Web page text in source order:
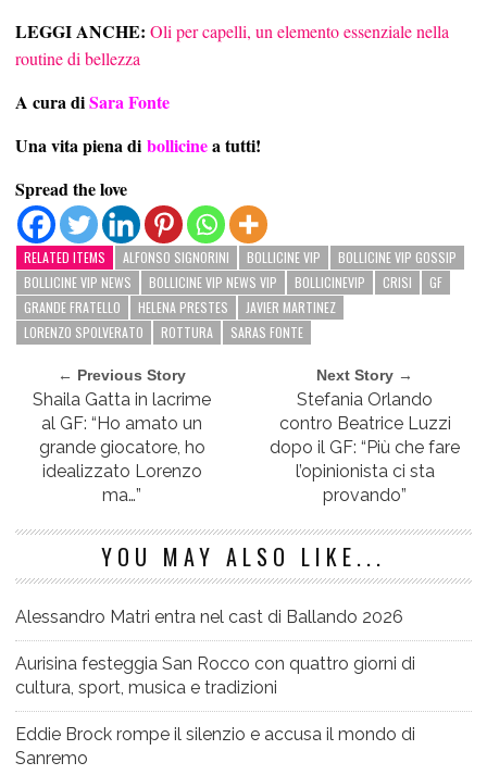
LEGGI ANCHE: Oli per capelli, un elemento essenziale nella
routine di bellezza
A cura diSara Fonte
Una vita piena di bollicinea tutti!
Spread the love
RELATED ITEMS ALFONSO SIGNORINI BOLLICINE VIP
BOLLICINE VIP GOSSIP
BOLLICINE VIP NEWS
BOLLICINE VIP NEWS VIP BOLLICINEVIP CRISI
GF
GRANDE FRATELLO
HELENA PRESTES
JAVIER MARTINEZ
LORENZO SPOLVERATO
ROTTURA SARAS FONTE
← Previous Story
Shaila Gatta in lacrime
al GF: “Ho amato un
grande giocatore, ho
idealizzato Lorenzo
ma…”
Next Story →
Stefania Orlando
contro Beatrice Luzzi
dopo il GF: “Più che fare
l’opinionista ci sta
provando”
YOU MAY ALSO LIKE...
Alessandro Matri entra nel cast di Ballando 2026
Aurisina festeggia San Rocco con quattro giorni di
cultura, sport, musica e tradizioni
Eddie Brock rompe il silenzio e accusa il mondo di
Sanremo